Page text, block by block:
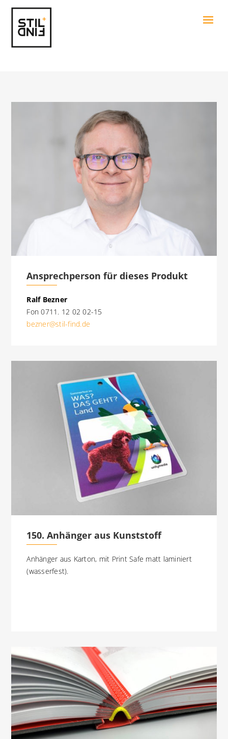
Ansprechperson für dieses Produkt
Ralf Bezner
Fon 0711. 12 02 02-15
bezner@stil-find.de
150. Anhänger aus Kunststoff
Anhänger aus Karton, mit Print Safe matt laminiert
(wasserfest).